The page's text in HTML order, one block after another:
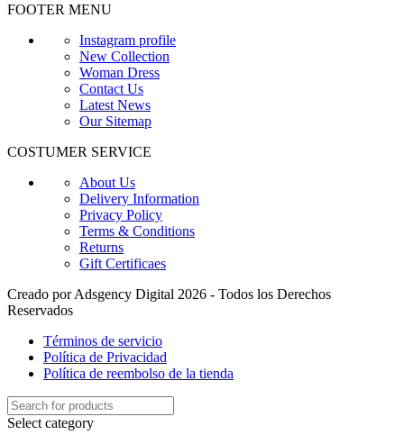
FOOTER MENU
Instagram profile
New Collection
Woman Dress
Contact Us
Latest News
Our Sitemap
COSTUMER SERVICE
About Us
Delivery Information
Privacy Policy
Terms & Conditions
Returns
Gift Certificaes
Creado por Adsgency Digital 2026 - Todos los Derechos
Reservados
Términos de servicio
Política de Privacidad
Política de reembolso de la tienda
Select category